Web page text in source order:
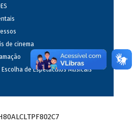
de cinema
de Espetáculos Musicais